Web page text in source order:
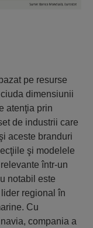
pe resurse
dimensiunii
atenţia prin
de industrii care
aceste branduri
şi modelele
într-un
notabil este
regional în
Cu
compania a